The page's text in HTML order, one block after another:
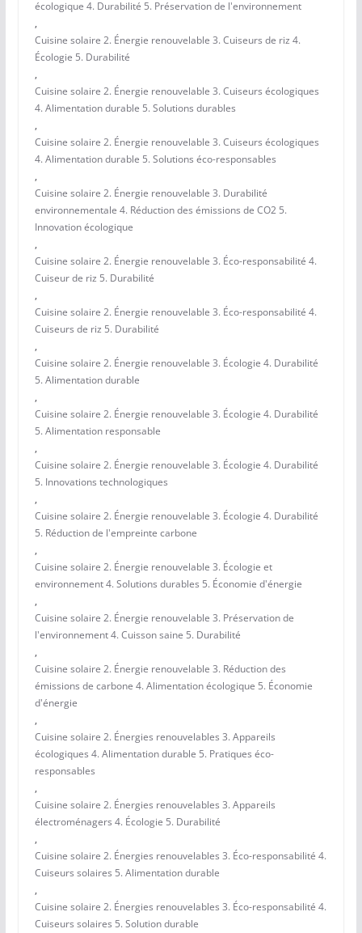
écologique 4. Durabilité 5. Préservation de l'environnement
,
Cuisine solaire 2. Énergie renouvelable 3. Cuiseurs de riz 4.
Écologie 5. Durabilité
,
Cuisine solaire 2. Énergie renouvelable 3. Cuiseurs écologiques
4. Alimentation durable 5. Solutions durables
,
Cuisine solaire 2. Énergie renouvelable 3. Cuiseurs écologiques
4. Alimentation durable 5. Solutions éco-responsables
,
Cuisine solaire 2. Énergie renouvelable 3. Durabilité
environnementale 4. Réduction des émissions de CO2 5.
Innovation écologique
,
Cuisine solaire 2. Énergie renouvelable 3. Éco-responsabilité 4.
Cuiseur de riz 5. Durabilité
,
Cuisine solaire 2. Énergie renouvelable 3. Éco-responsabilité 4.
Cuiseurs de riz 5. Durabilité
,
Cuisine solaire 2. Énergie renouvelable 3. Écologie 4. Durabilité
5. Alimentation durable
,
Cuisine solaire 2. Énergie renouvelable 3. Écologie 4. Durabilité
5. Alimentation responsable
,
Cuisine solaire 2. Énergie renouvelable 3. Écologie 4. Durabilité
5. Innovations technologiques
,
Cuisine solaire 2. Énergie renouvelable 3. Écologie 4. Durabilité
5. Réduction de l'empreinte carbone
,
Cuisine solaire 2. Énergie renouvelable 3. Écologie et
environnement 4. Solutions durables 5. Économie d'énergie
,
Cuisine solaire 2. Énergie renouvelable 3. Préservation de
l'environnement 4. Cuisson saine 5. Durabilité
,
Cuisine solaire 2. Énergie renouvelable 3. Réduction des
émissions de carbone 4. Alimentation écologique 5. Économie
d'énergie
,
Cuisine solaire 2. Énergies renouvelables 3. Appareils
écologiques 4. Alimentation durable 5. Pratiques éco-
responsables
,
Cuisine solaire 2. Énergies renouvelables 3. Appareils
électroménagers 4. Écologie 5. Durabilité
,
Cuisine solaire 2. Énergies renouvelables 3. Éco-responsabilité 4.
Cuiseurs solaires 5. Alimentation durable
,
Cuisine solaire 2. Énergies renouvelables 3. Éco-responsabilité 4.
Cuiseurs solaires 5. Solution durable